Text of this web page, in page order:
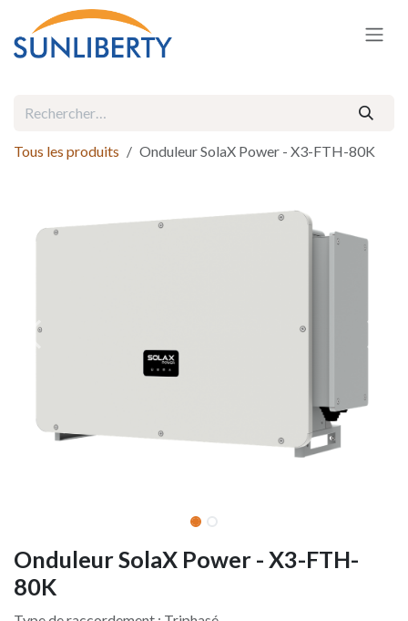
Se rendre au contenu
Tous les produits Onduleur SolaX Power - X3-FTH-80K
Onduleur SolaX Power - X3-FTH-
80K